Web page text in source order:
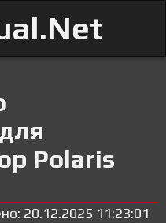
Polaris
20.12.2025 11:23:01